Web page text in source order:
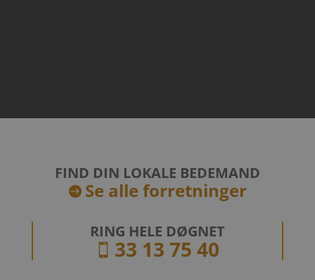
FIND DIN LOKALE BEDEMAND
 Se alle forretninger
RING HELE DØGNET
 33 13 75 40